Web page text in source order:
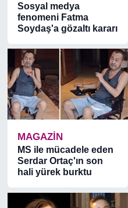
Sosyal medya
fenomeni Fatma
Soydaş'a gözaltı kararı
MAGAZİN
MS ile mücadele eden
Serdar Ortaç'ın son
hali yürek burktu